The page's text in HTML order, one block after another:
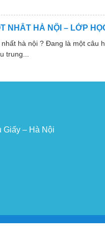
NHẤT HÀ NỘI – LỚP
hà nội ? Đang là một câu
trung...
Giấy – Hà Nội